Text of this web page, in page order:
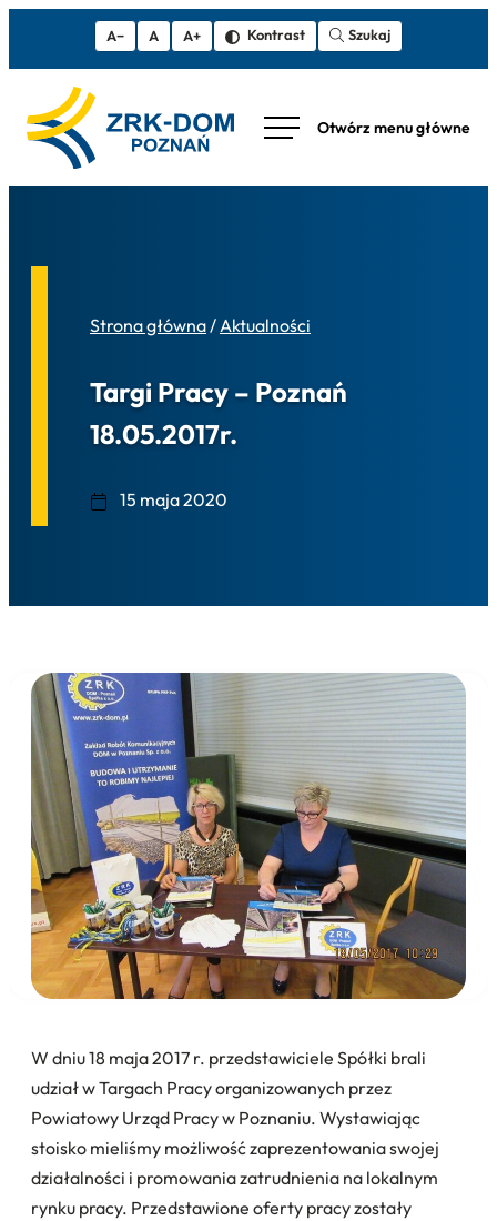
A− A A+ Kontrast Szukaj
Strona główna/Aktualności
Targi Pracy – Poznań
18.05.2017r.
15 maja 2020
W dniu 18 maja 2017 r. przedstawiciele Spółki brali
udział w Targach Pracy organizowanych przez
Powiatowy Urząd Pracy w Poznaniu. Wystawiając
stoisko mieliśmy możliwość zaprezentowania swojej
działalności i promowania zatrudnienia na lokalnym
rynku pracy. Przedstawione oferty pracy zostały